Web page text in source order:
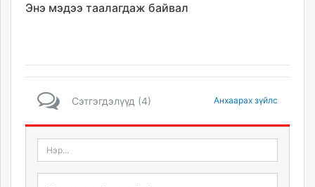
Энэ мэдээ таалагдаж байвал
Сэтгэгдэлүүд (4) Анхаарах зүйлс